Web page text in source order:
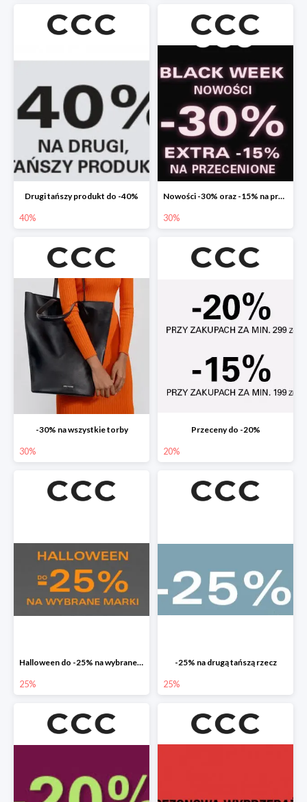
Drugi tańszy produkt do -40%
40%
Nowości -30% oraz -15% na przecenione
30%
-30% na wszystkie torby
30%
Przeceny do -20%
20%
Halloween do -25% na wybrane marki
25%
-25% na drugą tańszą rzecz
25%